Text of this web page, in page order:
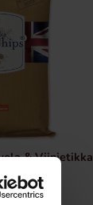
& Viinietikka